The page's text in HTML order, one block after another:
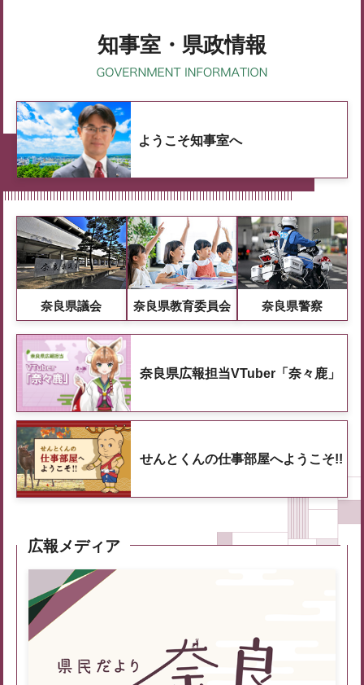
知事室・県政情報
ようこそ知事室へ
奈良県議会 奈良県教育委員会 奈良県警察
奈良県広報担当VTuber「奈々鹿」
せんとくんの仕事部屋へようこそ!!
広報メディア